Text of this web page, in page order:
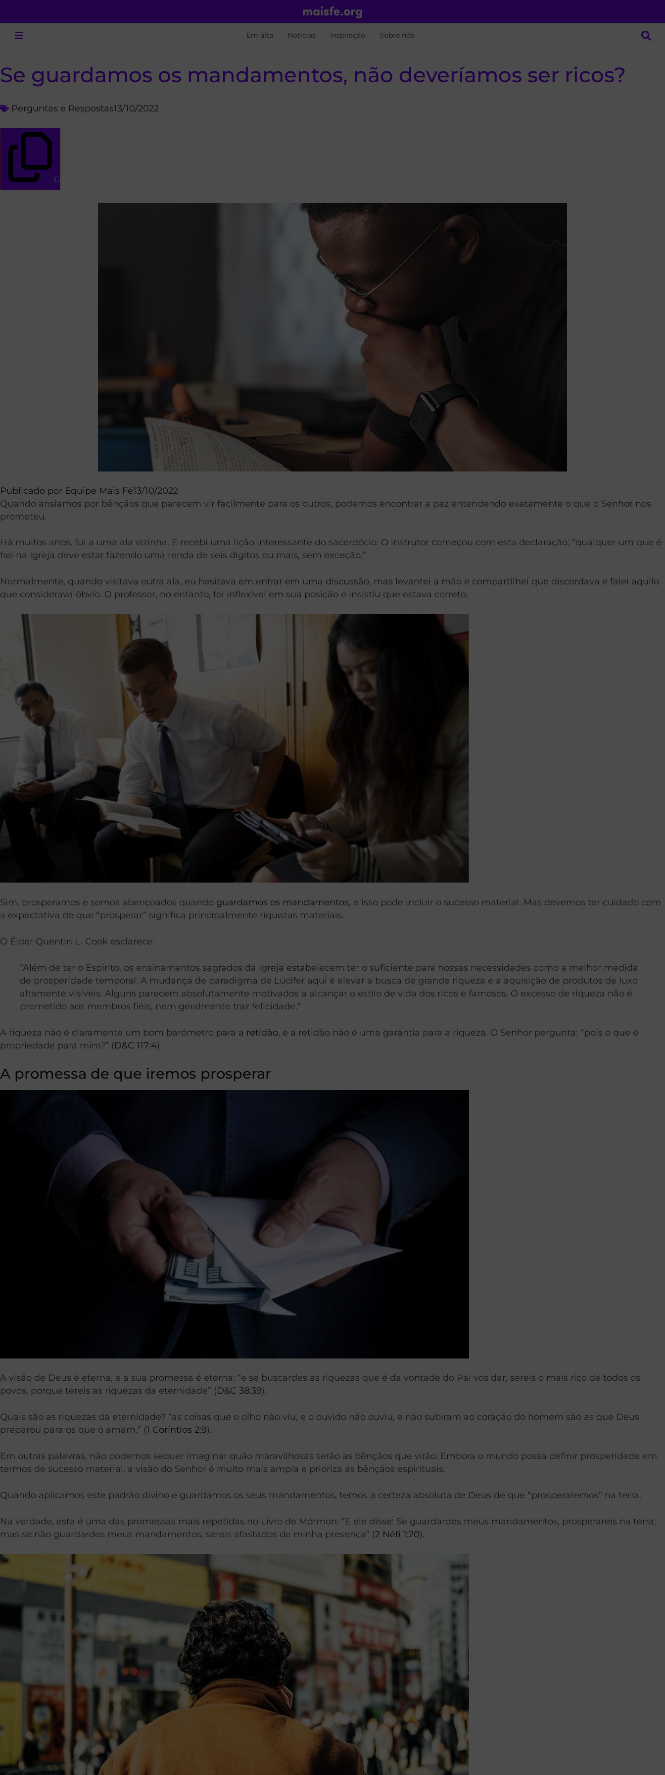
Em alta Notícias Inspiração Sobre nós
Se guardamos os mandamentos, não deveríamos ser ricos?
Perguntas e Respostas13/10/2022
Copiar link
Publicado por Equipe Mais Fé13/10/2022
Quando ansiamos por bênçãos que parecem vir facilmente para os outros, podemos encontrar a paz entendendo exatamente o que o Senhor nos
prometeu.
Há muitos anos, fui a uma ala vizinha. E recebi uma lição interessante do sacerdócio. O instrutor começou com esta declaração: “qualquer um que é
fiel na Igreja deve estar fazendo uma renda de seis dígitos ou mais, sem exceção.”
Normalmente, quando visitava outra ala, eu hesitava em entrar em uma discussão, mas levantei a mão e compartilhei que discordava e falei aquilo
que considerava óbvio. O professor, no entanto, foi inflexível em sua posição e insistiu que estava correto.
Sim, prosperamos e somos abençoados quando guardamos os mandamentos, e isso pode incluir o sucesso material. Mas devemos ter cuidado com
a expectativa de que “prosperar” significa principalmente riquezas materiais.
O Élder Quentin L. Cook esclarece:
“Além de ter o Espírito, os ensinamentos sagrados da Igreja estabelecem ter o suficiente para nossas necessidades como a melhor medida
de prosperidade temporal. A mudança de paradigma de Lúcifer aqui é elevar a busca de grande riqueza e a aquisição de produtos de luxo
altamente visíveis. Alguns parecem absolutamente motivados a alcançar o estilo de vida dos ricos e famosos. O excesso de riqueza não é
prometido aos membros fiéis, nem geralmente traz felicidade.”
A riqueza não é claramente um bom barómetro para a retidão, e a retidão não é uma garantia para a riqueza. O Senhor pergunta: “pois o que é
propriedade para mim?” (D&C 117:4).
A promessa de que iremos prosperar
A visão de Deus é eterna, e a sua promessa é eterna: “e se buscardes as riquezas que é da vontade do Pai vos dar, sereis o mais rico de todos os
povos, porque tereis as riquezas da eternidade” (D&C 38:39).
Quais são as riquezas da eternidade? “as coisas que o olho não viu, e o ouvido não ouviu, e não subiram ao coração do homem são as que Deus
preparou para os que o amam.” (1 Coríntios 2:9).
Em outras palavras, não podemos sequer imaginar quão maravilhosas serão as bênçãos que virão. Embora o mundo possa definir prosperidade em
termos de sucesso material, a visão do Senhor é muito mais ampla e prioriza as bênçãos espirituais.
Quando aplicamos este padrão divino e guardamos os seus mandamentos, temos a certeza absoluta de Deus de que “prosperaremos” na terra.
Na verdade, esta é uma das promessas mais repetidas no Livro de Mórmon: “E ele disse: Se guardardes meus mandamentos, prosperareis na terra;
mas se não guardardes meus mandamentos, sereis afastados de minha presença” (2 Néfi 1:20).